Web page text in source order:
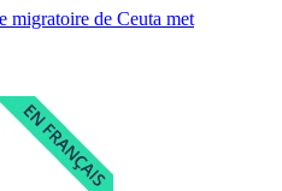
migratoire de Ceuta met